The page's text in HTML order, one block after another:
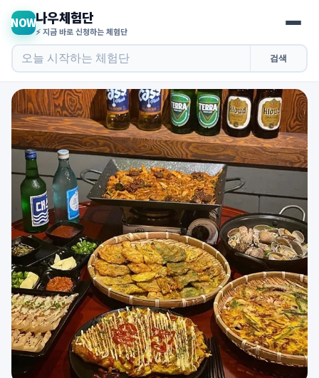
NOW나우체험단
⚡ 지금 바로 신청하는 체험단
검색